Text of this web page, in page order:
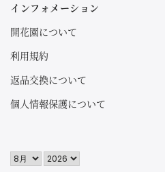
インフォメーション
開花園について
利用規約
返品交換について
個人情報保護について